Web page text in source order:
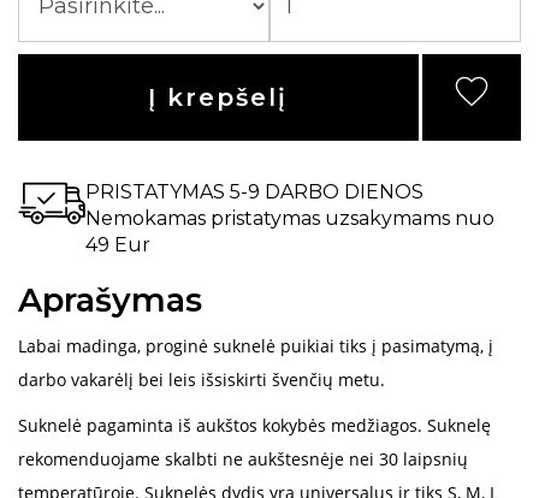
Į krepšelį
PRISTATYMAS 5-9 DARBO DIENOS
Nemokamas pristatymas uzsakymams nuo
49 Eur
Aprašymas
Labai madinga, proginė suknelė puikiai tiks į pasimatymą, į
darbo vakarėlį bei leis išsiskirti švenčių metu.
Suknelė pagaminta iš aukštos kokybės medžiagos. Suknelę
rekomenduojame skalbti ne aukštesnėje nei 30 laipsnių
temperatūroje. Suknelės dydis yra universalus ir tiks S, M, L